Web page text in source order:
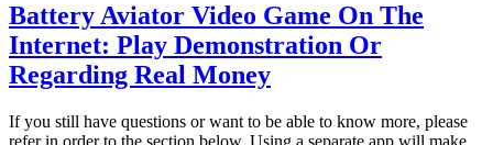
Battery Aviator Video Game On The
Internet: Play Demonstration Or
Regarding Real Money
If you still have questions or want to be able to know more, please
refer in order to the section below. Using a separate app will make